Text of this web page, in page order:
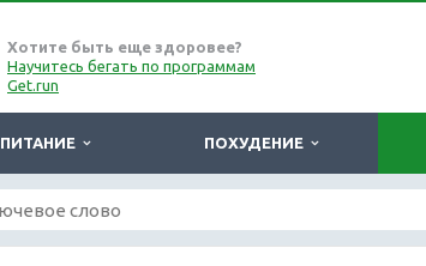
Хотите быть еще здоровее?
Научитесь бегать по программам
Get.run
ПИТАНИЕ ПОХУДЕНИЕ